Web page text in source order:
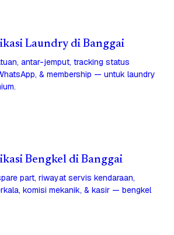
Laundry di Banggai
antar-jemput, tracking status
& membership — untuk laundry
Bengkel di Banggai
part, riwayat servis kendaraan,
komisi mekanik, & kasir — bengkel